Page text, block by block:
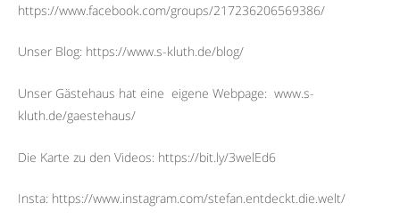
https://www.facebook.com/groups/217236206569386/
Unser Blog: https://www.s-kluth.de/blog/
Unser Gästehaus hat eine eigene Webpage: www.s-
kluth.de/gaestehaus/
Die Karte zu den Videos: https://bit.ly/3welEd6
Insta: https://www.instagram.com/stefan.entdeckt.die.welt/